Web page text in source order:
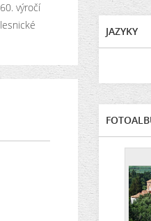
60. výročí
lesnické
JAZYKY